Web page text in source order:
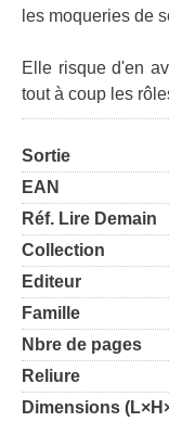
les moqueries de
Elle risque d'en
tout à coup les
Sortie
EAN
Réf. Lire Demain
Collection
Editeur
Famille
Nbre de pages
Reliure
Dimensions